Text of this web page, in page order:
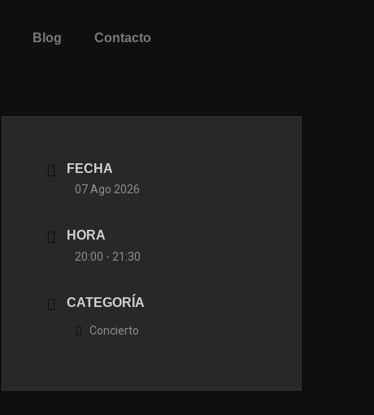
Blog Contacto
FECHA
07 Ago 2026
HORA
20:00 - 21:30
CATEGORÍA
Concierto